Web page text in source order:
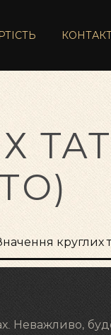
круглих
Неважливо,